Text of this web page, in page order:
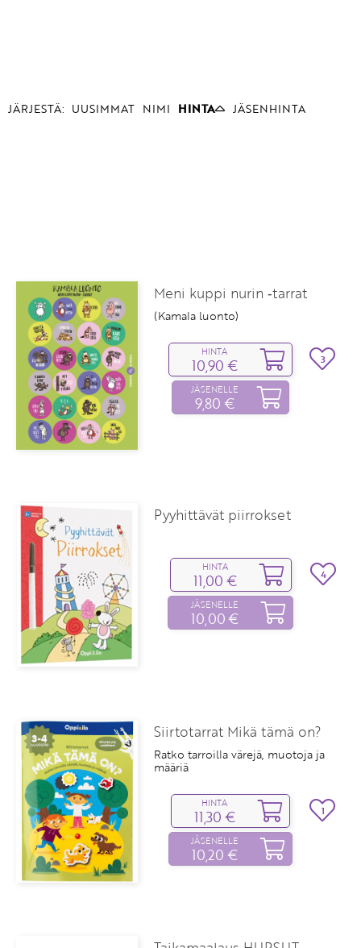
JÄRJESTÄ: UUSIMMAT NIMI HINTA JÄSENHINTA
Meni kuppi nurin ‑tarrat
(Kamala luonto)
HINTA
10,90 €
JÄSENELLE
9,80 €
3
Pyyhittävät piirrokset
HINTA
11,00 €
JÄSENELLE
10,00 €
4
Siirtotarrat Mikä tämä on?
Ratko tarroilla värejä, muotoja ja
määriä
HINTA
11,30 €
JÄSENELLE
10,20 €
1